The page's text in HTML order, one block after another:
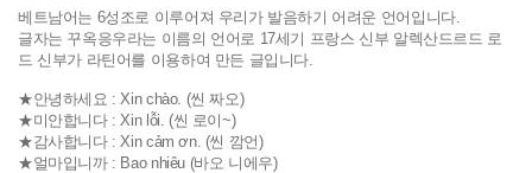
베트남어는 6성조로 이루어져 우리가 발음하기 어려운 언어입니다.
글자는 꾸옥응우라는 이름의 언어로 17세기 프랑스 신부 알렉산드르드 로
드 신부가 라틴어를 이용하여 만든 글입니다.
★안녕하세요 : Xin chào. (씬 짜오)
★미안합니다 : Xin lỗi. (씬 로이~)
★감사합니다 : Xin cảm ơn. (씬 깜언)
★얼마입니까 : Bao nhiêu (바오 니에우)